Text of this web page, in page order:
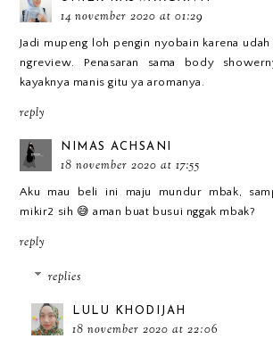
14 november 2020 at 01:29
Jadi mupeng loh pengin nyobain karena
ngreview. Penasaran sama body
kayaknya manis gitu ya aromanya.
reply
NIMAS ACHSANI
18 november 2020 at 17:55
Aku mau beli ini maju mundur mbak,
mikir2 sih 😅 aman buat busui nggak mbak?
reply
replies
LULU KHODIJAH
18 november 2020 at 22:06